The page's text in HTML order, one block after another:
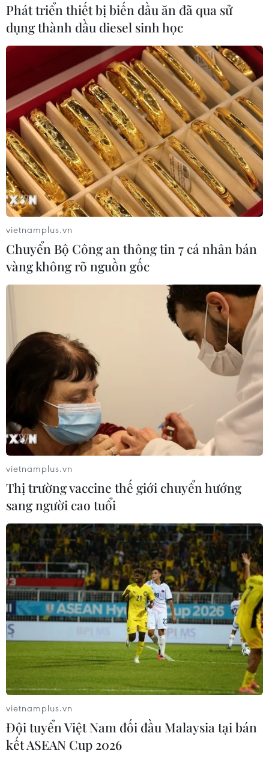
Phát triển thiết bị biến dầu ăn đã qua sử
dụng thành dầu diesel sinh học
vietnamplus.vn
Chuyển Bộ Công an thông tin 7 cá nhân bán
vàng không rõ nguồn gốc
vietnamplus.vn
Thị trường vaccine thế giới chuyển hướng
sang người cao tuổi
vietnamplus.vn
Đội tuyển Việt Nam đối đầu Malaysia tại bán
kết ASEAN Cup 2026